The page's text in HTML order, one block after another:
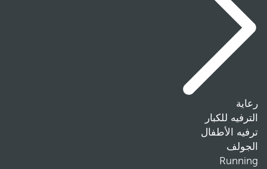
رعاية
الترفيه للكبار
ترفيه الأطفال
الجولف
Running